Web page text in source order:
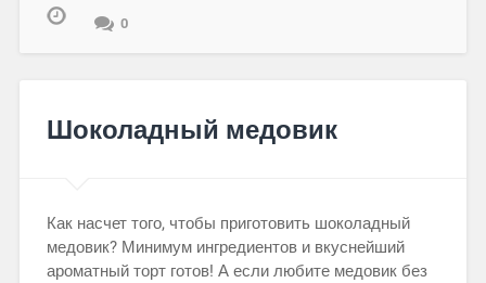
0
Шоколадный медовик
Как насчет того, чтобы приготовить шоколадный
медовик? Минимум ингредиентов и вкуснейший
ароматный торт готов! А если любите медовик без